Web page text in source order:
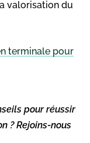
valorisation du
terminale pour
pour réussir
? Rejoins-nous